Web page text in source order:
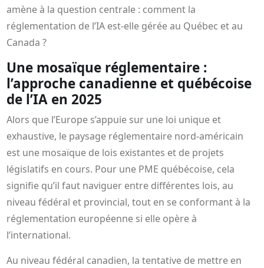
amène à la question centrale : comment la
réglementation de l’IA est-elle gérée au Québec et au
Canada ?
Une mosaïque réglementaire :
l’approche canadienne et québécoise
de l’IA en 2025
Alors que l’Europe s’appuie sur une loi unique et
exhaustive, le paysage réglementaire nord-américain
est une mosaïque de lois existantes et de projets
législatifs en cours. Pour une PME québécoise, cela
signifie qu’il faut naviguer entre différentes lois, au
niveau fédéral et provincial, tout en se conformant à la
réglementation européenne si elle opère à
l’international.
Au niveau fédéral canadien, la tentative de mettre en